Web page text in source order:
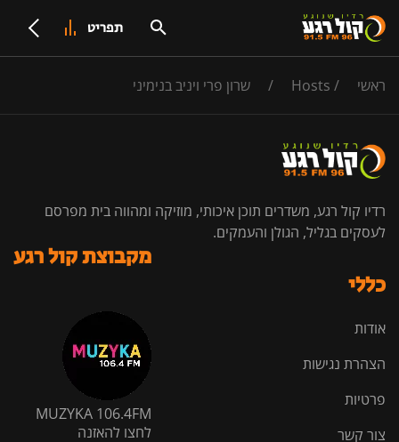
תפריט
ראשי /
Hosts
/ שרון פרי ויניב בנימיני
רדיו קול רגע, משדרים תוכן איכותי, מוזיקה ומהווה בית מפרסם
לעסקים בגליל, הגולן והעמקים.
כללי
אודות
הצהרת נגישות
פרטיות
צור קשר
מקבוצת קול רגע
MUZYKA 106.4FM
לחצו להאזנה